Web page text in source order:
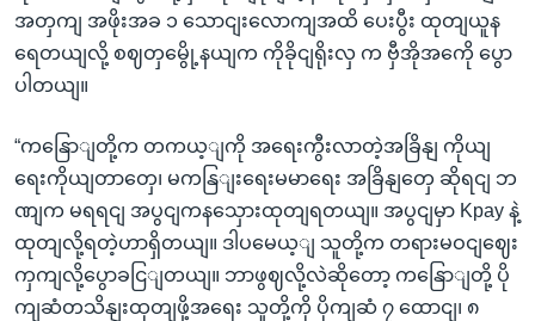
အတှကျ အဖိုးအခ ၁ သောငျးလောကျအထိ ပေးပွီး ထုတျယူန
ရေတယျလို့ စဈတှမွေို့နယျက ကိုခိုငျရိုးလှ က ဗှီအိုအကေို ပွော
ပါတယျ။
“ကနြောျတို့က တကယ့ျကို အရေးကွီးလာတဲ့အခြိနျ ကိုယျ
ရေးကိုယျတာတှေ၊ မကနြျးရေးမမာရေး အခြိနျတှေ ဆိုရငျ ဘ
ဏျက မရရငျ အပွငျကနသှေားထုတျရတယျ။ အပွငျမှာ Kpay နဲ့
ထုတျလို့ရတဲ့ဟာရှိတယျ။ ဒါပမေယ့ျ သူတို့က တရားမဝငျဈေး
ကှကျလို့ပွောခငြျတယျ။ ဘာဖွဈလို့လဲဆိုတော့ ကနြောျတို့ ပို
ကျဆံတသိနျးထုတျဖို့အရေး သူတို့ကို ပိုကျဆံ ၇ ထောငျ၊ ၈